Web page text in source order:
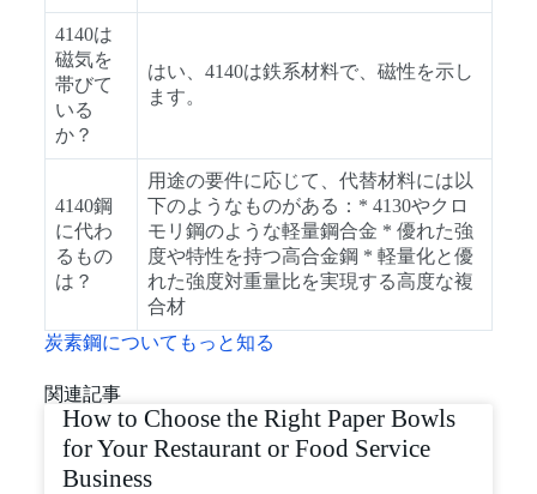
4140は
磁気を
帯びて
いる
か？
はい、4140は鉄系材料で、磁性を示し
ます。
4140鋼
に代わ
るもの
は？
用途の要件に応じて、代替材料には以
下のようなものがある：* 4130やクロ
モリ鋼のような軽量鋼合金 * 優れた強
度や特性を持つ高合金鋼 * 軽量化と優
れた強度対重量比を実現する高度な複
合材
炭素鋼についてもっと知る
関連記事
How to Choose the Right Paper Bowls
for Your Restaurant or Food Service
Business